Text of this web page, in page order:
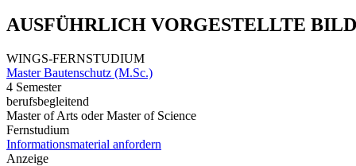
AUSFÜHRLICH VORGESTELLTE
WINGS-FERNSTUDIUM
Master Bautenschutz (M.Sc.)
4 Semester
berufsbegleitend
Master of Arts oder Master of Science
Fernstudium
Informationsmaterial anfordern
Anzeige